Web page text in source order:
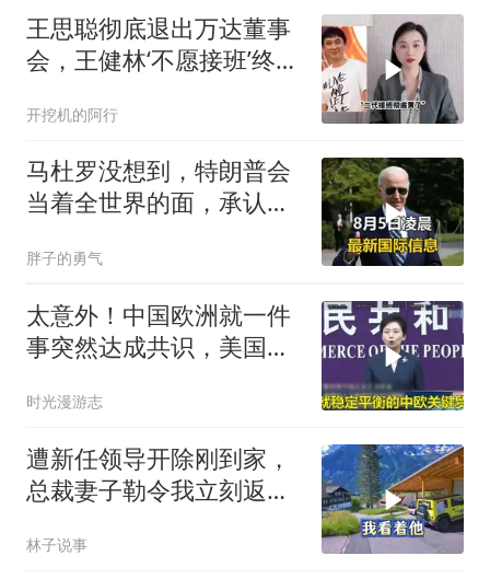
王思聪彻底退出万达董事
会，王健林‘不愿接班’终究
开挖机的阿行
马杜罗没想到，特朗普会
当着全世界的面，承认一
胖子的勇气
太意外！中国欧洲就一件
事突然达成共识，美国这
时光漫游志
遭新任领导开除刚到家，
总裁妻子勒令我立刻返
林子说事